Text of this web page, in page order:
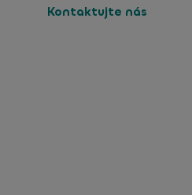
Kontaktujte nás